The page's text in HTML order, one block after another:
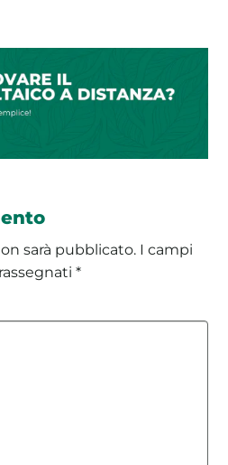
sarà pubblicato. I campi
*